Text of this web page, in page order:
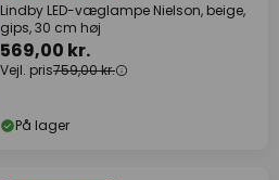
Lindby LED-væglampe Nielson, beige,
gips, 30 cm høj
569,00 kr.
Vejl. pris759,00 kr.
På lager